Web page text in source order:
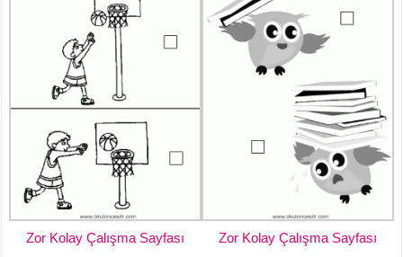
Zor Kolay Çalışma Sayfası Zor Kolay Çalışma Sayfası